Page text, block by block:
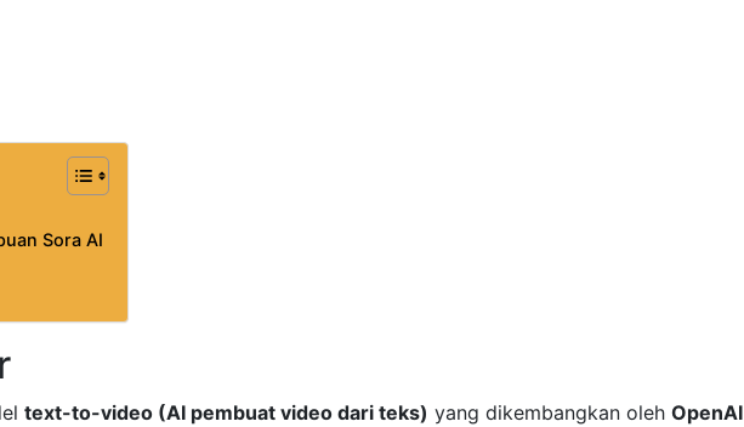
Sora AI
text-to-video (AI pembuat video dari teks) yang dikembangkan oleh OpenAI